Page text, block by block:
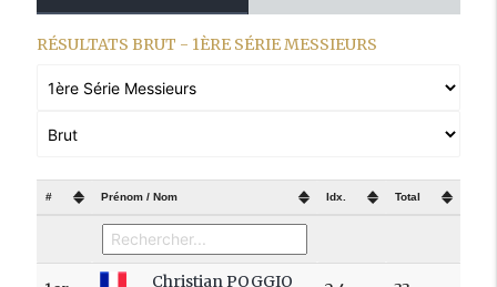
RÉSULTATS BRUT - 1ÈRE SÉRIE MESSIEURS
# Prénom / Nom Idx. Total
Christian POGGIO